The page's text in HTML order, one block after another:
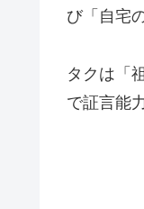
び「自宅
タクは「
で証言能